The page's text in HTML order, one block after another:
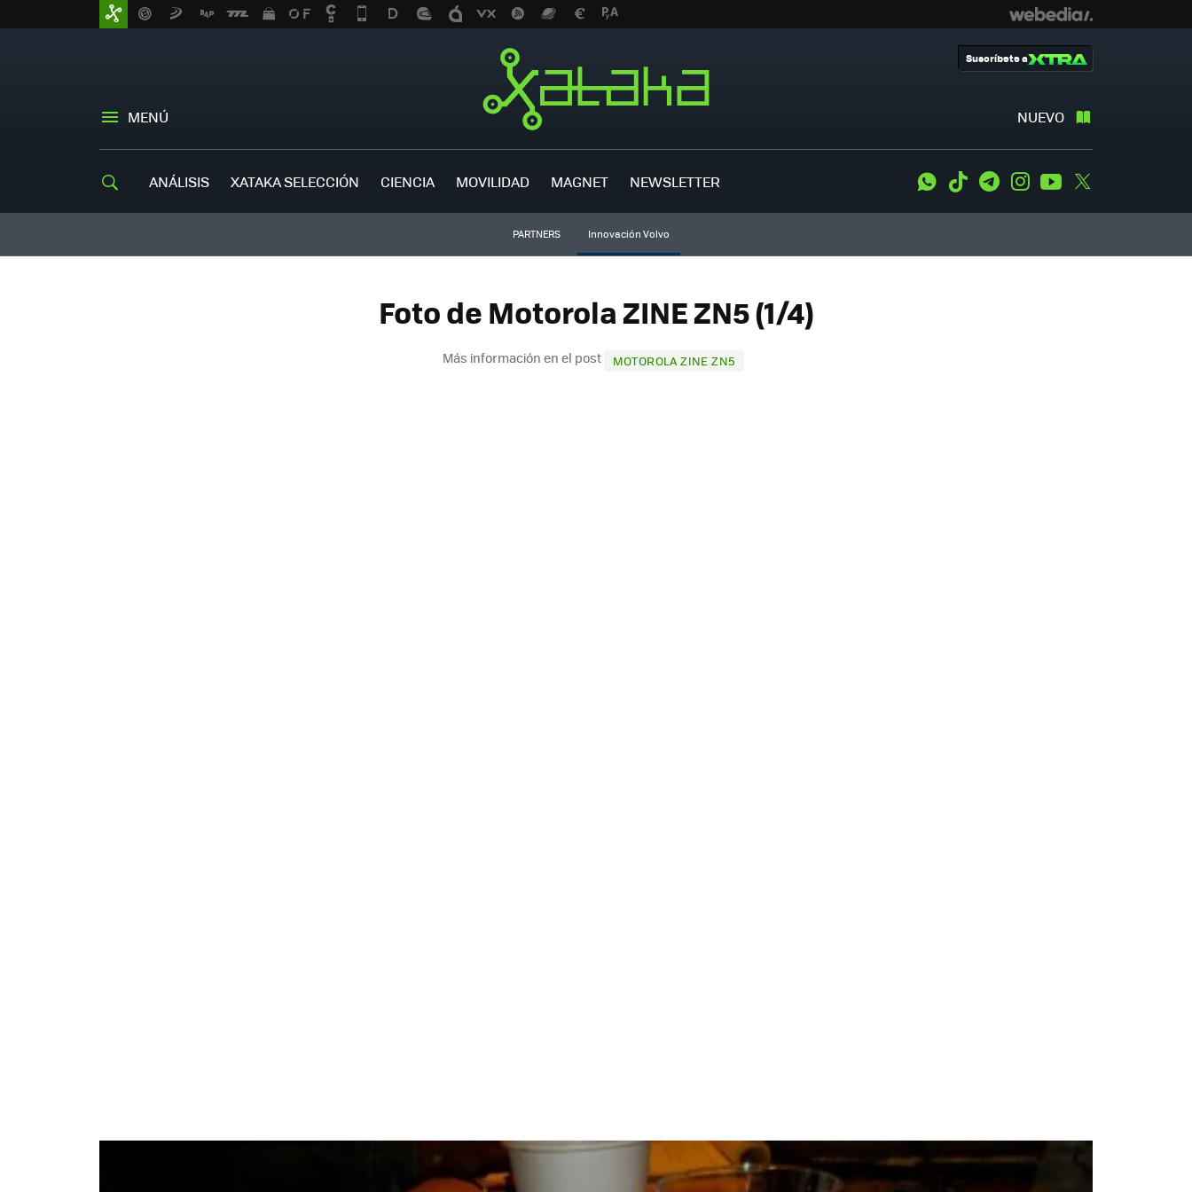
MENÚ NUEVO
Suscríbete a
ANÁLISIS XATAKA SELECCIÓN CIENCIA MOVILIDAD MAGNET NEWSLETTER WhatsApp
Tiktok TelegramInstagramYoutube
PARTNERS Innovación Volvo
Foto de Motorola ZINE ZN5 (1/4)
Más información en el post MOTOROLA ZINE ZN5